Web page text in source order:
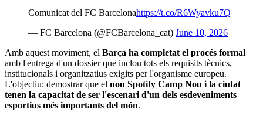
Comunicat del FC Barcelonahttps://t.co/R6Wyavku7Q
— FC Barcelona (@FCBarcelona_cat) June 10, 2026
Amb aquest moviment, el Barça ha completat el procés formal
amb l'entrega d'un dossier que inclou tots els requisits tècnics,
institucionals i organitzatius exigits per l'organisme europeu.
L'objectiu: demostrar que el nou Spotify Camp Nou i la ciutat
tenen la capacitat de ser l'escenari d'un dels esdeveniments
esportius més importants del món.